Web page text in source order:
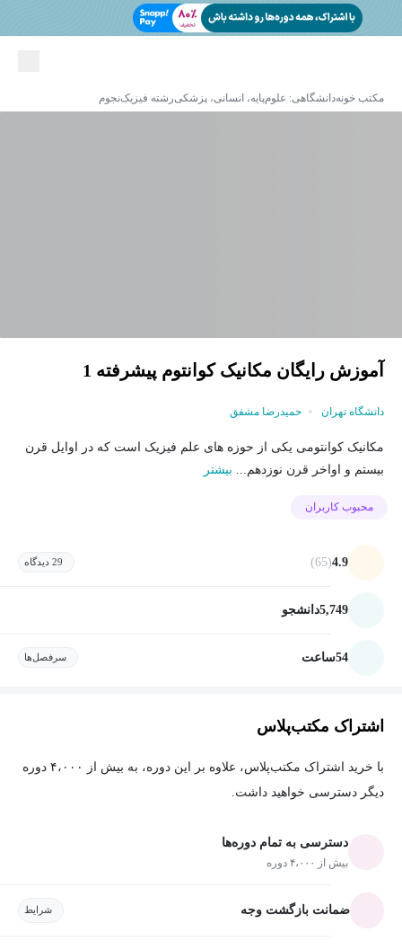
مکتب خونهدانشگاهی: علوم‌پایه، انسانی، پزشکیرشته فیزیکنجوم
آموزش رایگان مکانیک کوانتوم پیشرفته 1
دانشگاه تهران حمیدرضا مشفق
مکانیک کوانتومی یکی از حوزه های علم فیزیک است که در اوایل قرن
بیستم و اواخر قرن نوزدهم... بیشتر
محبوب کاربران
4.9
(65) 29 دیدگاه
5,749دانشجو
54ساعت سرفصل‌ها
اشتراک مکتب‌پلاس
با خرید اشتراک مکتب‌پلاس، علاوه بر این دوره، به بیش از ۴،۰۰۰ دوره
دیگر دسترسی خواهید داشت.
دسترسی به تمام دوره‌ها
بیش از ۴،۰۰۰ دوره
ضمانت بازگشت وجه شرایط